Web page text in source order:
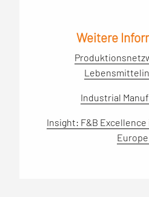
Weitere
Industrial
Insight: F&B
Europe